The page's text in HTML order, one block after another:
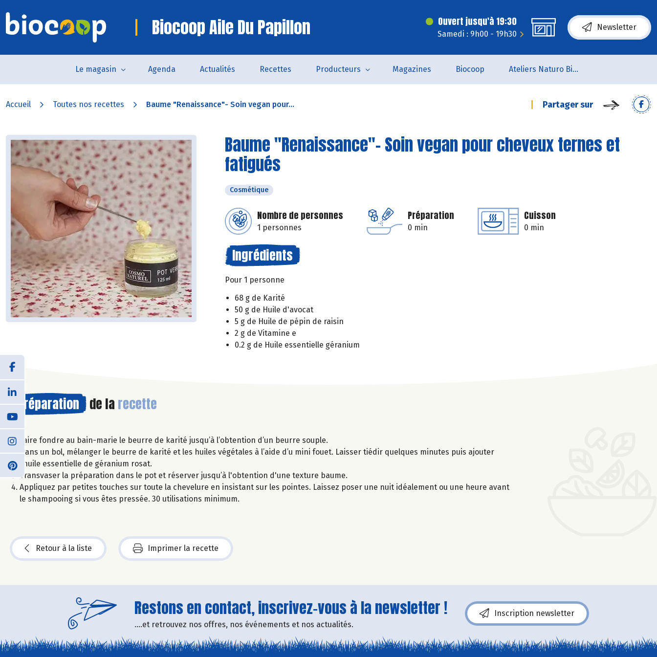
Biocoop Aile Du Papillon Ouvert jusqu'à 19:30
Samedi : 9h00 - 19h30
Newsletter
Le magasin Agenda Actualités Recettes Producteurs Magazines Biocoop Ateliers Naturo Biocoop L'Aile du Papillon
Accueil Toutes nos recettes Baume "Renaissance"- Soin vegan pour... Partager sur
Baume "Renaissance"- Soin vegan pour cheveux ternes et
fatigués
Cosmétique
Nombre de personnes
1 personnes
Préparation
0 min
Cuisson
0 min
Ingrédients
Pour 1 personne
68 g de Karité
50 g de Huile d'avocat
5 g de Huile de pépin de raisin
2 g de Vitamine e
0.2 g de Huile essentielle géranium
Préparation de la recette
Faire fondre au bain-marie le beurre de karité jusqu’à l’obtention d’un beurre souple.
Dans un bol, mélanger le beurre de karité et les huiles végétales à l’aide d’u mini fouet. Laisser tiédir quelques minutes puis ajouter
l’huile essentielle de géranium rosat.
Transvaser la préparation dans le pot et réserver jusqu’à l'obtention d'une texture baume.
Appliquez par petites touches sur toute la chevelure en insistant sur les pointes. Laissez poser une nuit idéalement ou une heure avant
le shampooing si vous êtes pressée. 30 utilisations minimum.
Retour à la liste Imprimer la recette
Restons en contact, inscrivez-vous à la newsletter !
....et retrouvez nos offres, nos événements et nos actualités.
Inscription newsletter